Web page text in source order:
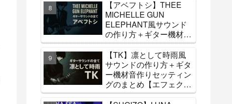
stomp・Quad Cortexな
ど】
【アベフトシ】THEE
MICHELLE GUN
ELEPHANT風サウンド
の作り方＋ギター機材音
作りセッティングのまと
め【エフェクター・アン
プ】
【TK】凛として時雨風
サウンドの作り方＋ギタ
ー機材音作りセッティン
グのまとめ【エフェクタ
ー・アンプ】